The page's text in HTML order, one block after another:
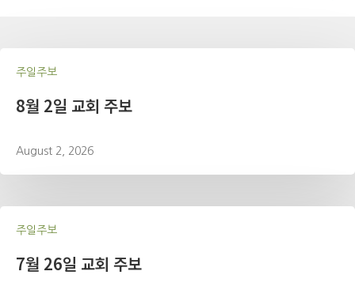
주일주보
8월 2일 교회 주보
August 2, 2026
주일주보
7월 26일 교회 주보